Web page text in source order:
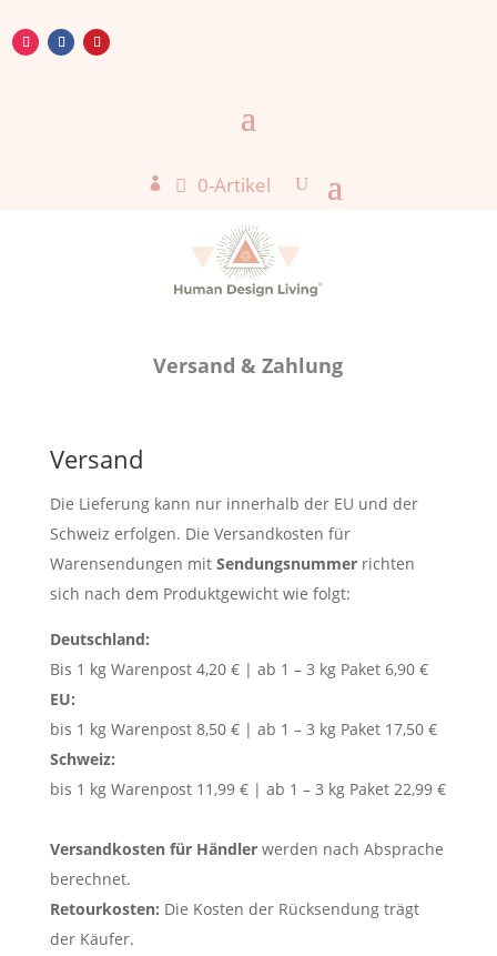
 0-Artikel
Versand & Zahlung
Versand
Die Lieferung kann nur innerhalb der EU und der
Schweiz erfolgen. Die Versandkosten für
Warensendungen mit Sendungsnummerrichten
sich nach dem Produktgewicht wie folgt:
Deutschland:
Bis 1 kg Warenpost 4,20 € | ab 1 – 3 kg Paket 6,90 €
EU:
bis 1 kg Warenpost 8,50 € | ab 1 – 3 kg Paket 17,50 €
Schweiz:
bis 1 kg Warenpost 11,99 € | ab 1 – 3 kg Paket 22,99 €
Versandkosten für Händlerwerden nach Absprache
berechnet.
Retourkosten: Die Kosten der Rücksendung trägt
der Käufer.